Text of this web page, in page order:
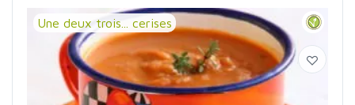
Une deux trois... cerises